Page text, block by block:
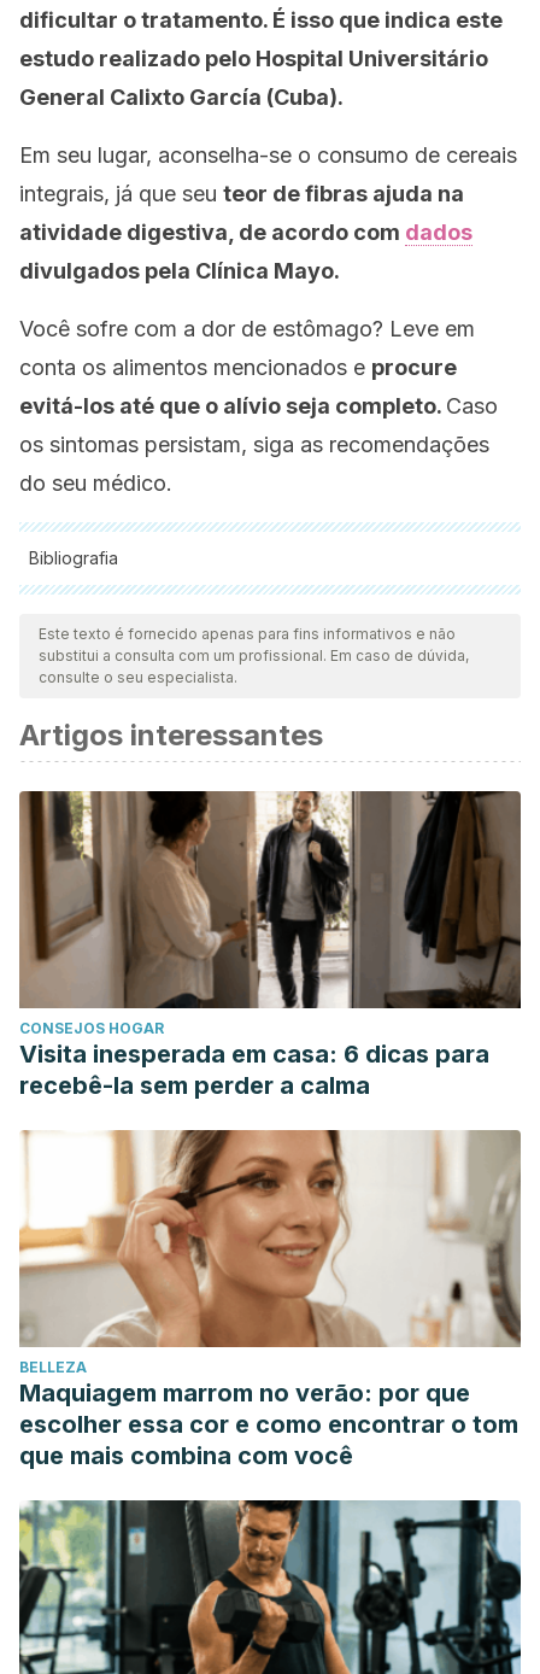
dificultar o tratamento. É isso que indica este
estudo realizado pelo Hospital Universitário
General Calixto García (Cuba).
Em seu lugar, aconselha-se o consumo de cereais
integrais, já que seu teor de fibras ajuda na
atividade digestiva, de acordo com dados
divulgados pela Clínica Mayo.
Você sofre com a dor de estômago? Leve em
conta os alimentos mencionados e procure
evitá-los até que o alívio seja completo. Caso
os sintomas persistam, siga as recomendações
do seu médico.
Bibliografia
Todas as fontes citadas foram minuciosamente revisadas por
nossa equipe para garantir sua qualidade, confiabilidade,
atualidade e validade. A bibliografia deste artigo foi
cientificamente.
Bosch, A. (2004). Acidez y Antiácidos.Educación Sanitaria.
Este texto é fornecido apenas para fins informativos e não
substitui a consulta com um profissional. Em caso de dúvida,
consulte o seu especialista.
Artigos interessantes
CONSEJOS HOGAR
Visita inesperada em casa: 6 dicas para
recebê-la sem perder a calma
BELLEZA
Maquiagem marrom no verão: por que
escolher essa cor e como encontrar o tom
que mais combina com você